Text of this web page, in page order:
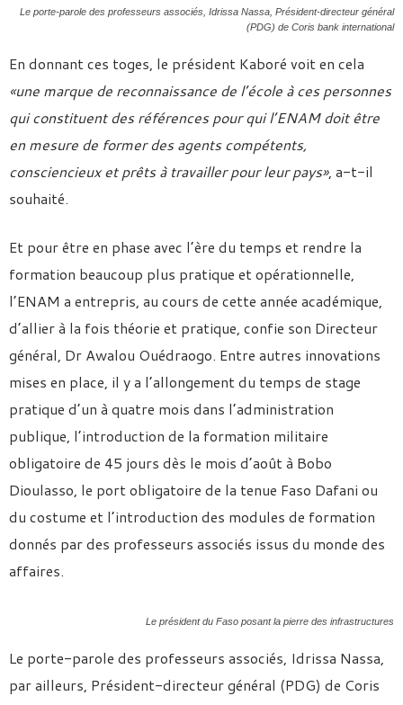
Le porte-parole des professeurs associés, Idrissa Nassa, Président-directeur général
(PDG) de Coris bank international
En donnant ces toges, le président Kaboré voit en cela
«une marque de reconnaissance de l’école à ces personnes
qui constituent des références pour qui l’ENAM doit être
en mesure de former des agents compétents,
consciencieux et prêts à travailler pour leur pays», a-t-il
souhaité.
Et pour être en phase avec l’ère du temps et rendre la
formation beaucoup plus pratique et opérationnelle,
l’ENAM a entrepris, au cours de cette année académique,
d’allier à la fois théorie et pratique, confie son Directeur
général, Dr Awalou Ouédraogo. Entre autres innovations
mises en place, il y a l’allongement du temps de stage
pratique d’un à quatre mois dans l’administration
publique, l’introduction de la formation militaire
obligatoire de 45 jours dès le mois d’août à Bobo
Dioulasso, le port obligatoire de la tenue Faso Dafani ou
du costume et l’introduction des modules de formation
donnés par des professeurs associés issus du monde des
affaires.
Le président du Faso posant la pierre des infrastructures
Le porte-parole des professeurs associés, Idrissa Nassa,
par ailleurs, Président-directeur général (PDG) de Coris